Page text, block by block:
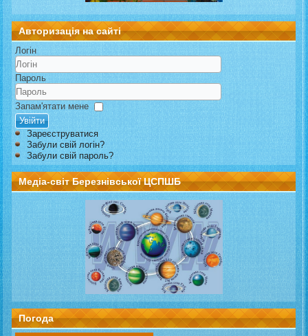
Авторизація на сайті
Логін
Пароль
Запам'ятати мене
Увійти
Зареєструватися
Забули свій логін?
Забули свій пароль?
Медіа-світ Березнівської ЦСПШБ
Погода